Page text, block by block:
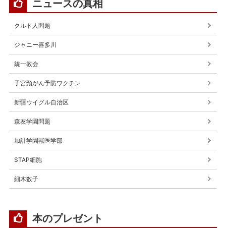
ニュースの真相
クルド人問題
ジャニー喜多川
統一教会
子宮頸がん予防ワクチン
新疆ウイグル自治区
森友学園問題
加計学園獣医学部
STAP細胞
細木数子
本のプレゼント